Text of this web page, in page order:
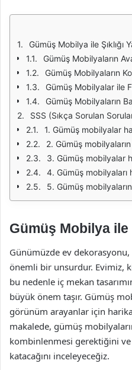
Gümüş Mobilya ile Şıklığı
Gümüş Mobilyaların
Gümüş Mobilyaların
Gümüş Mobilyalar ile
Gümüş Mobilyaların
SSS (Sıkça Sorulan
1. Gümüş mobilyalar hangi
2. Gümüş mobilyaların
3. Gümüş mobilyalar
4. Gümüş mobilyaları
5. Gümüş
Gümüş Mobilya ile
Günümüzde ev
önemli bir unsurdur. Evimiz,
bu nedenle iç mekan
büyük önem taşır. Gümüş
görünüm arayanlar için
makalede, gümüş
kombinlenmesi gerektiğini ve
katacağını inceleyeceğiz.